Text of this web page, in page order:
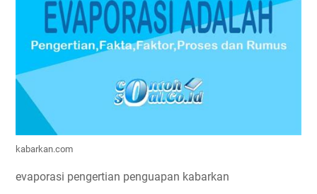
kabarkan.com
evaporasi pengertian penguapan kabarkan